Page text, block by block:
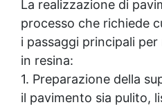
La realizzazione di
processo che richiede
i passaggi principali
in resina:
1. Preparazione della
il pavimento sia pulito,